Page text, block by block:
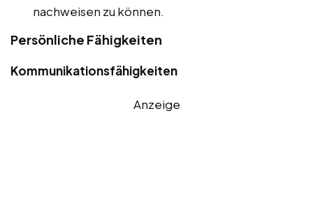
nachweisen zu können.
Persönliche Fähigkeiten
Kommunikationsfähigkeiten
Anzeige